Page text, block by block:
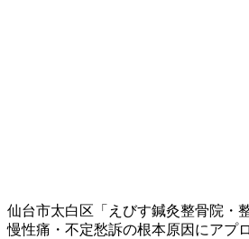
仙台市太白区「えびす鍼灸整骨院・
慢性痛・不定愁訴の根本原因にアプ